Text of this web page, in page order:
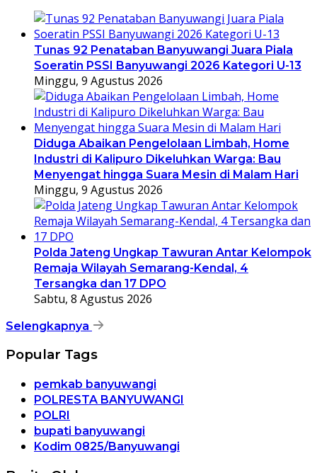
Tunas 92 Penataban Banyuwangi Juara Piala
Soeratin PSSI Banyuwangi 2026 Kategori U-13
Minggu, 9 Agustus 2026
Diduga Abaikan Pengelolaan Limbah, Home
Industri di Kalipuro Dikeluhkan Warga: Bau
Menyengat hingga Suara Mesin di Malam Hari
Minggu, 9 Agustus 2026
Polda Jateng Ungkap Tawuran Antar Kelompok
Remaja Wilayah Semarang-Kendal, 4
Tersangka dan 17 DPO
Sabtu, 8 Agustus 2026
Selengkapnya
Popular Tags
pemkab banyuwangi
POLRESTA BANYUWANGI
POLRI
bupati banyuwangi
Kodim 0825/Banyuwangi